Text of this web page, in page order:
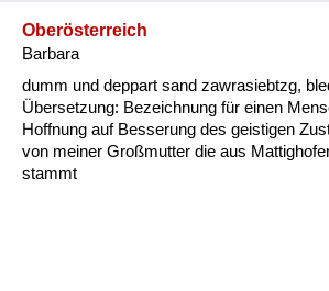
Oberösterreich
Barbara
dumm und deppart sand zawrasiebtzg,
Übersetzung: Bezeichnung für einen
Hoffnung auf Besserung des geistigen
von meiner Großmutter die aus
stammt